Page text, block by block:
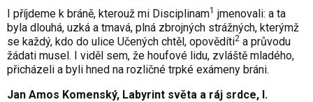
I příjdeme k bráně, kterouž mi Disciplinam1 jmenovali: a ta
byla dlouhá, uzká a tmavá, plná zbrojných strážných, kterýmž
se každý, kdo do ulice Učených chtěl, opovědíti2 a průvodu
žádati musel. I viděl sem, že houfové lidu, zvláště mladého,
přicházeli a byli hned na rozličné trpké exámeny bráni.
Jan Amos Komenský, Labyrint světa a ráj srdce, l.